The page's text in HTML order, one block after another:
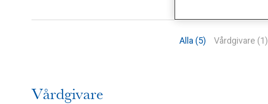
Alla (5) Vårdgivare (1)
Vårdgivare